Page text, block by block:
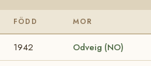
FÖDD MOR
1942 Odveig (NO)